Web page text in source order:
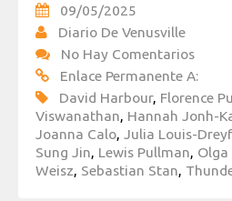
09/05/2025
Diario De Venusville
No Hay Comentarios
Enlace Permanente A:
David Harbour, Florence
Viswanathan, Hannah Jonh-
Joanna Calo, Julia Louis-
Sung Jin, Lewis Pullman, Olga
Weisz, Sebastian Stan,